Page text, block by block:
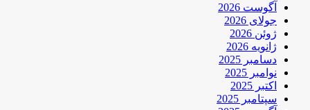
آگوست 2026
جولای 2026
ژوئن 2026
ژانویه 2026
دسامبر 2025
نوامبر 2025
اکتبر 2025
سپتامبر 2025